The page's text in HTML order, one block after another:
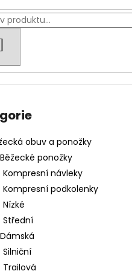
obuv a ponožky
Běžecké ponožky
Kompresní návleky
Kompresní podkolenky
Nízké
Střední
Dámská
Silniční
Trailová